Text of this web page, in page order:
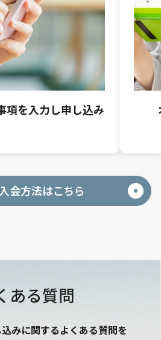
項を入力し申し込み
会方法はこちら
ある質問
みに関するよくある質問を